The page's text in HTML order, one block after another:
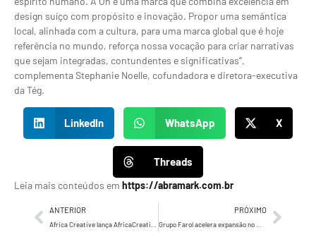
design suíço com propósito e inovação. Propor uma semântica
local, alinhada com a cultura, para uma marca global que é hoje
referência no mundo, reforça nossa vocação para criar narrativas
que sejam integradas, contundentes e significativas”,
complementa Stephanie Noelle, cofundadora e diretora-executiva
da Tég.
LinkedIn WhatsApp X
Threads
Leia mais conteúdos em https://abramark.com.br
ANTERIOR PRÓXIMO